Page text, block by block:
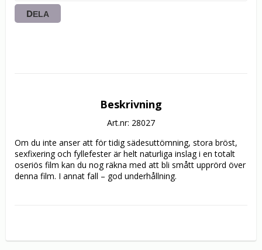
DELA
Beskrivning
Art.nr: 28027
Om du inte anser att för tidig sädesuttömning, stora bröst,
sexfixering och fyllefester är helt naturliga inslag i en totalt
oseriös film kan du nog räkna med att bli smått upprörd över
denna film. I annat fall – god underhållning.